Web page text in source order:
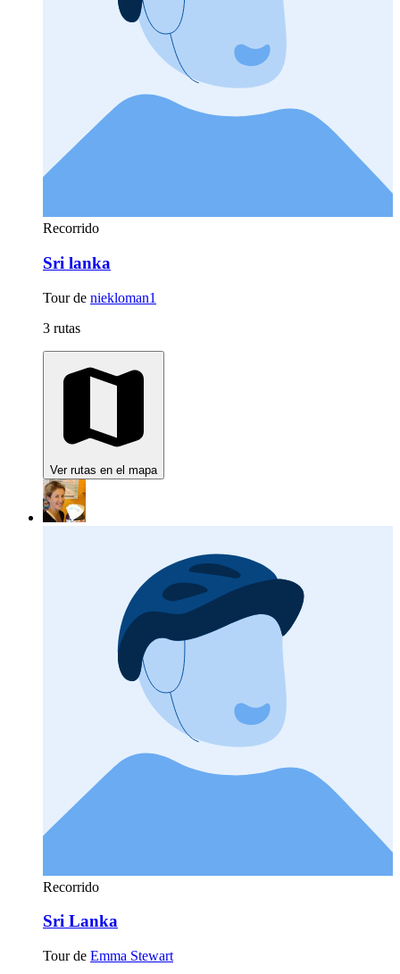
Recorrido
Sri lanka
Tour de niekloman1
3 rutas
Ver rutas en el mapa
Recorrido
Sri Lanka
Tour de Emma Stewart